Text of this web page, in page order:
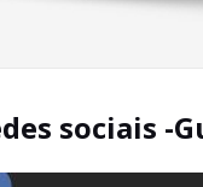
sociais -